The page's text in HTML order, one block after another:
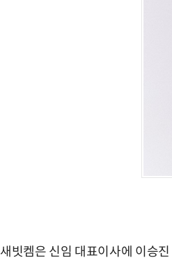
새빗켐은 신임 대표이사에 이승